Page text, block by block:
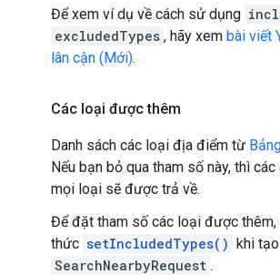
Để xem ví dụ về cách sử dụng
excludedTypes , hãy xem bài viết
lân cận (Mới).
Các loại được thêm
Danh sách các loại địa điểm từ
Nếu bạn bỏ qua tham số này, thì
mọi loại sẽ được trả về.
Để đặt tham số các loại được thêm,
thức setIncludedTypes() khi
SearchNearbyRequest .